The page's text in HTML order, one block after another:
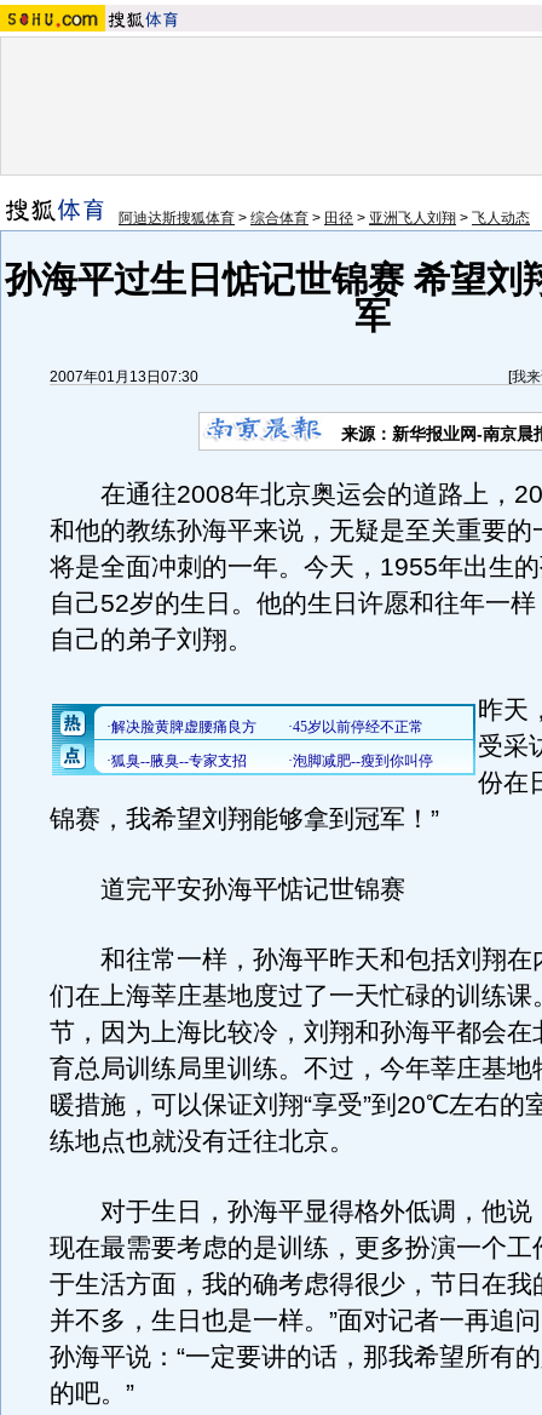
阿迪达斯搜狐体育 > 综合体育 > 田径 > 亚洲飞人刘翔 > 飞人动态
孙海平过生日惦记世锦赛 希望刘
军
2007年01月13日07:30 [我
来源：新华报业网-南京晨
在通往2008年北京奥运会的道路上，
和他的教练孙海平来说，无疑是至关重要的
将是全面冲刺的一年。今天，1955年出生
自己52岁的生日。他的生日许愿和往年一
自己的弟子刘翔。
昨天
受采
份在
锦赛，我希望刘翔能够拿到冠军！”
道完平安孙海平惦记世锦赛
和往常一样，孙海平昨天和包括刘翔在
们在上海莘庄基地度过了一天忙碌的训练课
节，因为上海比较冷，刘翔和孙海平都会在
育总局训练局里训练。不过，今年莘庄基地
暖措施，可以保证刘翔“享受”到20℃左右的
练地点也就没有迁往北京。
对于生日，孙海平显得格外低调，他说
现在最需要考虑的是训练，更多扮演一个工
于生活方面，我的确考虑得很少，节日在我
并不多，生日也是一样。”面对记者一再追
孙海平说：“一定要讲的话，那我希望所有
的吧。”